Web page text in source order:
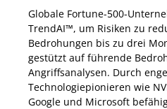
Globale Fortune-500-
TrendAI™, um Risiken zu
Bedrohungen bis zu drei
gestützt auf führende
Angriffsanalysen. Durch
Technologiepionieren wie
Google und Microsoft